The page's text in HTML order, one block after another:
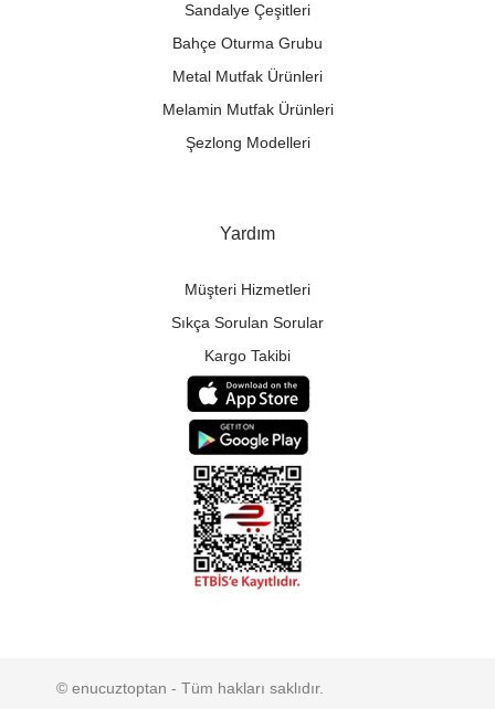
Sandalye Çeşitleri
Bahçe Oturma Grubu
Metal Mutfak Ürünleri
Melamin Mutfak Ürünleri
Şezlong Modelleri
Yardım
Müşteri Hizmetleri
Sıkça Sorulan Sorular
Kargo Takibi
© enucuztoptan - Tüm hakları saklıdır.